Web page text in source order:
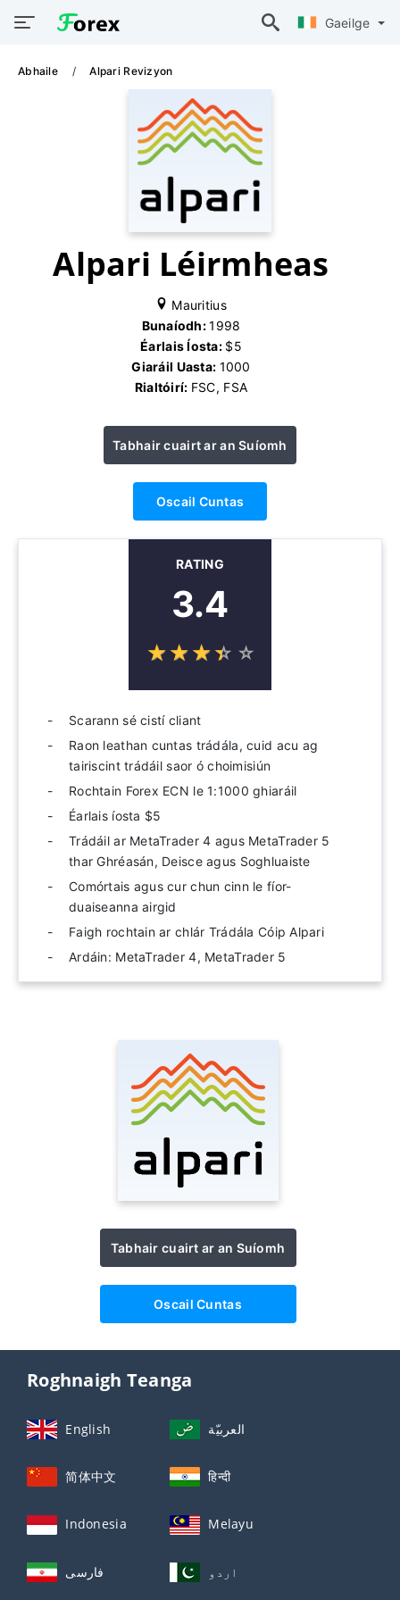
Gaeilge
Abhaile Alpari Revizyon
Alpari Léirmheas
Mauritius
Bunaíodh:1998
Éarlais Íosta: $5
Giaráil Uasta: 1000
Rialtóirí: FSC, FSA
Tabhair cuairt ar an Suíomh
Oscail Cuntas
RATING
3.4
☆☆☆☆ ☆
★★★★ ★
Scarann ​​sé cistí cliant
Raon leathan cuntas trádála, cuid acu ag
tairiscint trádáil saor ó choimisiún
Rochtain Forex ECN le 1:1000 ghiaráil
Éarlais íosta $5
Trádáil ar MetaTrader 4 agus MetaTrader 5
thar Ghréasán, Deisce agus Soghluaiste
Comórtais agus cur chun cinn le fíor-
duaiseanna airgid
Faigh rochtain ar chlár Trádála Cóip Alpari
Ardáin: MetaTrader 4, MetaTrader 5
Tabhair cuairt ar an Suíomh
Oscail Cuntas
Roghnaigh Teanga
English العربيّة
简体中文 हिन्दी
Indonesia Melayu
فارسی اردو